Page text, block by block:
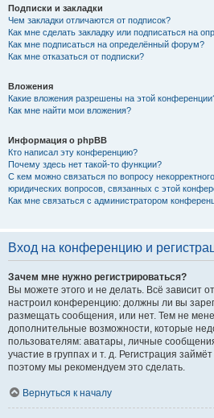
Подписки и закладки
Чем закладки отличаются от подписок?
Как мне сделать закладку или подписаться на
Как мне подписаться на определённый форум?
Как мне отказаться от подписки?
Вложения
Какие вложения разрешены на этой
Как мне найти мои вложения?
Информация о phpBB
Кто написал эту конференцию?
Почему здесь нет такой-то функции?
С кем можно связаться по вопросу
юридических вопросов, связанных с этой
Как мне связаться с администратором
Вход на конференцию и
Зачем мне нужно регистрироваться?
Вы можете этого и не делать. Всё зависит
настроил конференцию: должны ли вы
размещать сообщения, или нет. Тем не
дополнительные возможности, которые
пользователям: аватары, личные
участие в группах и т. д. Регистрация
поэтому мы рекомендуем это сделать.
Вернуться к началу